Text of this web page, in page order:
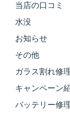
当店の口コミ
水没
お知らせ
その他
ガラス割れ修
キャンペーン
バッテリー修